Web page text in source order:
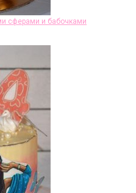
сферами и бабочками